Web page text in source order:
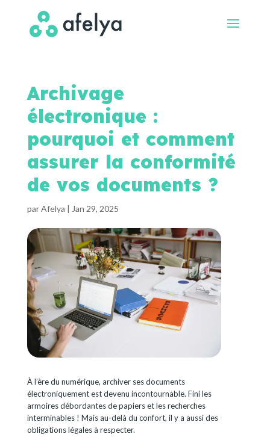
Archivage
électronique :
pourquoi et comment
assurer la conformité
de vos documents ?
parAfelya | Jan 29, 2025
À l’ère du numérique, archiver ses documents
électroniquement est devenu incontournable. Fini les
armoires débordantes de papiers et les recherches
interminables ! Mais au-delà du confort, il y a aussi des
obligations légales à respecter.